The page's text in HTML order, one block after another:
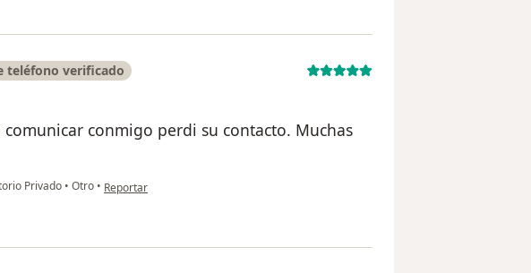
teléfono verificado
comunicar conmigo perdi su contacto. Muchas
Privado • Otro • en opinión del usuario Gustavo
Reportar